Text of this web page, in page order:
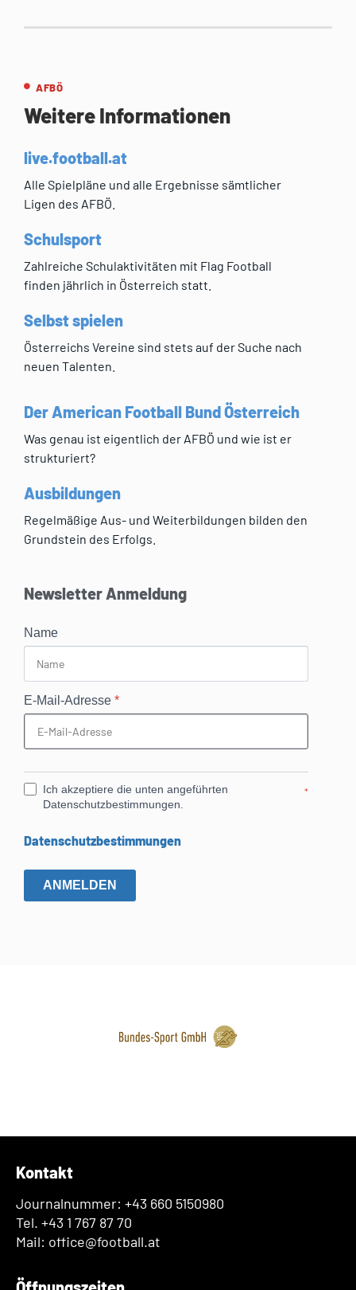
AFBÖ
Weitere Informationen
live.football.at
Alle Spielpläne und alle Ergebnisse sämtlicher
Ligen des AFBÖ.
Schulsport
Zahlreiche Schulaktivitäten mit Flag Football
finden jährlich in Österreich statt.
Selbst spielen
Österreichs Vereine sind stets auf der Suche nach
neuen Talenten.
Der American Football Bund Österreich
Was genau ist eigentlich der AFBÖ und wie ist er
strukturiert?
Ausbildungen
Regelmäßige Aus- und Weiterbildungen bilden den
Grundstein des Erfolgs.
Newsletter Anmeldung
Name
E-Mail-Adresse *
Ich akzeptiere die unten angeführten
Datenschutzbestimmungen.
*
Datenschutzbestimmungen
ANMELDEN
Kontakt
Journalnummer: +43 660 5150980
Tel. +43 1 767 87 70
Mail: office@football.at